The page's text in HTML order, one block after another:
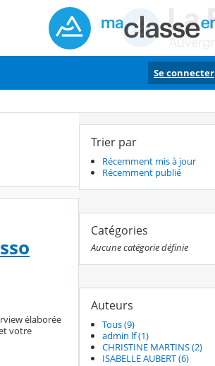
Se connecter
élaborée
votre
Trier par
Récemment mis à jour
Récemment publié
Catégories
Aucune catégorie définie
Auteurs
Tous (9)
admin lf (1)
CHRISTINE MARTINS (2)
ISABELLE AUBERT (6)